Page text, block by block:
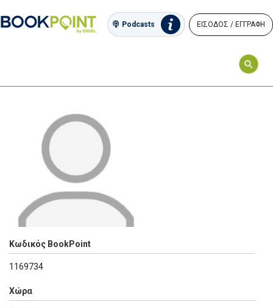
Podcasts ΕΙΣΟΔΟΣ / ΕΓΓΡΑΦΗ
Κωδικός BookPoint
1169734
Χώρα